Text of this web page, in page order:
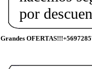
por
Grandes